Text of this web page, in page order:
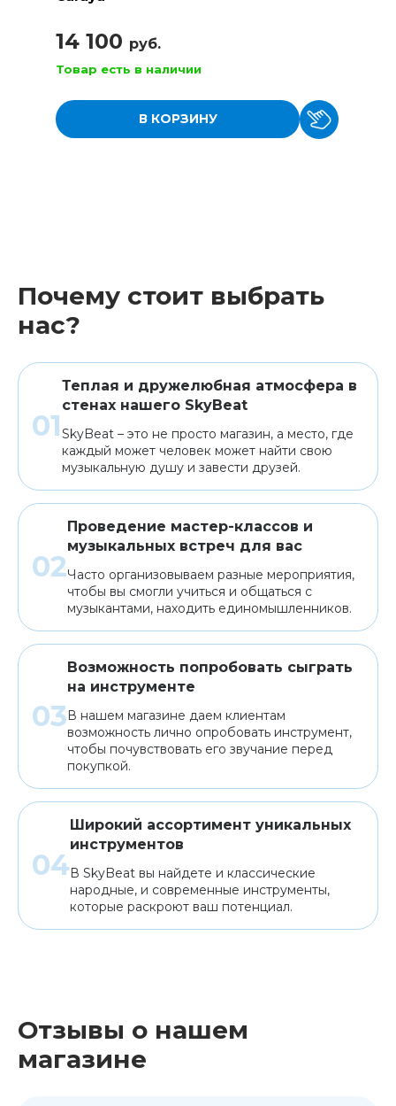
14 100 руб.
Товар есть в наличии
В КОРЗИНУ
Почему стоит выбрать
нас?
Теплая и дружелюбная атмосфера в
стенах нашего SkyBeat
SkyBeat – это не просто магазин, а место, где
каждый может человек может найти свою
музыкальную душу и завести друзей.
Проведение мастер-классов и
музыкальных встреч для вас
Часто организовываем разные мероприятия,
чтобы вы смогли учиться и общаться с
музыкантами, находить единомышленников.
Возможность попробовать сыграть
на инструменте
В нашем магазине даем клиентам
возможность лично опробовать инструмент,
чтобы почувствовать его звучание перед
покупкой.
Широкий ассортимент уникальных
инструментов
В SkyBeat вы найдете и классические
народные, и современные инструменты,
которые раскроют ваш потенциал.
Отзывы о нашем
магазине